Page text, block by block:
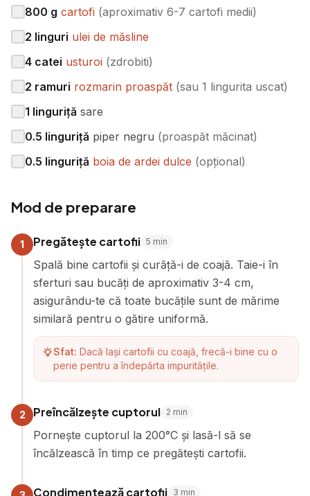
800 g cartofi (aproximativ 6-7 cartofi medii)
2 linguri ulei de măsline
4 catei usturoi (zdrobiti)
2 ramuri rozmarin proaspăt (sau 1 lingurita uscat)
1 linguriță sare
0.5 linguriță piper negru (proaspăt măcinat)
0.5 linguriță boia de ardei dulce (opțional)
Mod de preparare
1 Pregătește cartofii 5 min
Spală bine cartofii și curăță-i de coajă. Taie-i în
sferturi sau bucăți de aproximativ 3-4 cm,
asigurându-te că toate bucățile sunt de mărime
similară pentru o gătire uniformă.
Sfat: Dacă lași cartofii cu coajă, frecă-i bine cu o
perie pentru a îndepărta impuritățile.
2 Preîncălzește cuptorul 2 min
Pornește cuptorul la 200°C și lasă-l să se
încălzească în timp ce pregătești cartofii.
Condimentează cartofii 3 min